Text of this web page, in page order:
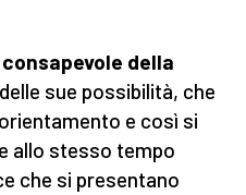
della
sue possibilità, che
e così si
allo stesso tempo
che si presentano